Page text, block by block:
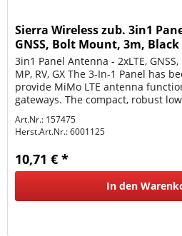
Sierra Wireless zub. 3in1
GNSS, Bolt Mount, 3m, Black
3in1 Panel Antenna - 2xLTE,
MP, RV, GX The 3-In-1 Panel has
provide MiMo LTE antenna
gateways. The compact, robust
Art.Nr.: 157475
Herst.Art.Nr.:6001125
10,71 € *
In den